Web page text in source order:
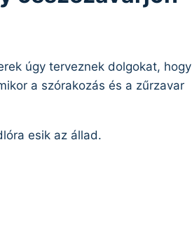
úgy terveznek dolgokat, hogy
a szórakozás és a zűrzavar
esik az állad.